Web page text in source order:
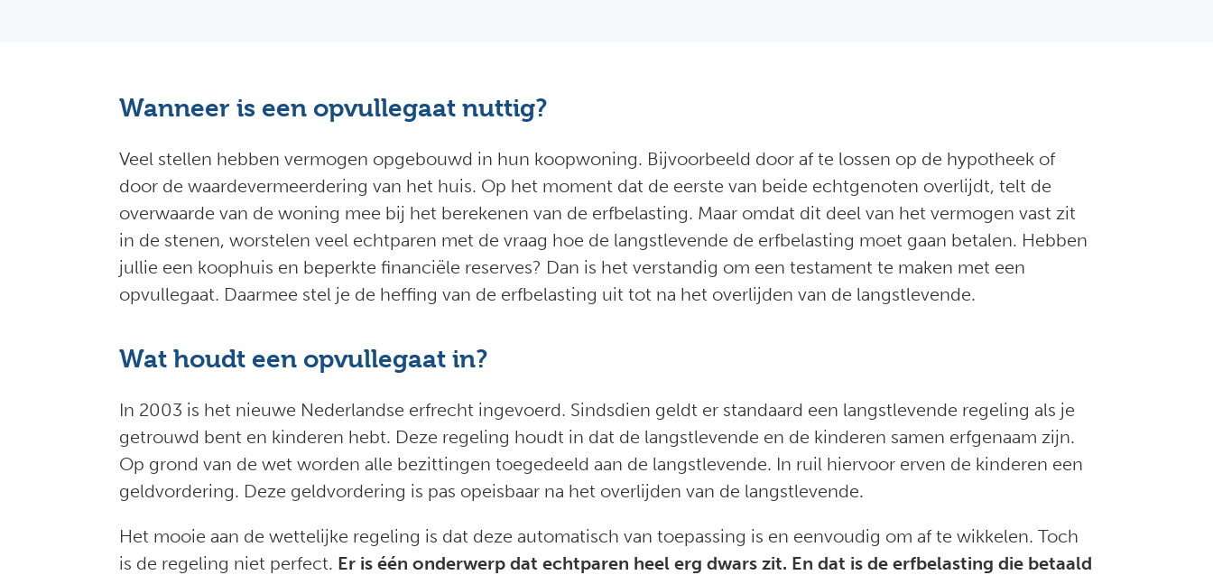
Wanneer is een opvullegaat nuttig?
Veel stellen hebben vermogen opgebouwd in hun koopwoning. Bijvoorbeeld door af te lossen op de hypotheek of
door de waardevermeerdering van het huis. Op het moment dat de eerste van beide echtgenoten overlijdt, telt de
overwaarde van de woning mee bij het berekenen van de erfbelasting. Maar omdat dit deel van het vermogen vast zit
in de stenen, worstelen veel echtparen met de vraag hoe de langstlevende de erfbelasting moet gaan betalen. Hebben
jullie een koophuis en beperkte financiële reserves? Dan is het verstandig om een testament te maken met een
opvullegaat. Daarmee stel je de heffing van de erfbelasting uit tot na het overlijden van de langstlevende.
Wat houdt een opvullegaat in?
In 2003 is het nieuwe Nederlandse erfrecht ingevoerd. Sindsdien geldt er standaard een langstlevende regeling als je
getrouwd bent en kinderen hebt. Deze regeling houdt in dat de langstlevende en de kinderen samen erfgenaam zijn.
Op grond van de wet worden alle bezittingen toegedeeld aan de langstlevende. In ruil hiervoor erven de kinderen een
geldvordering. Deze geldvordering is pas opeisbaar na het overlijden van de langstlevende.
Het mooie aan de wettelijke regeling is dat deze automatisch van toepassing is en eenvoudig om af te wikkelen. Toch
is de regeling niet perfect. Er is één onderwerp dat echtparen heel erg dwars zit. En dat is de erfbelasting die betaald